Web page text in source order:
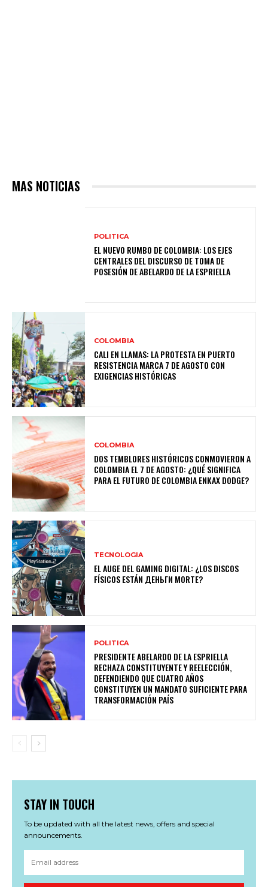
MAS NOTICIAS
POLITICA
EL NUEVO RUMBO DE COLOMBIA: LOS EJES
CENTRALES DEL DISCURSO DE TOMA DE
POSESIÓN DE ABELARDO DE LA ESPRIELLA
COLOMBIA
CALI EN LLAMAS: LA PROTESTA EN PUERTO
RESISTENCIA MARCA 7 DE AGOSTO CON
EXIGENCIAS HISTÓRICAS
COLOMBIA
DOS TEMBLORES HISTÓRICOS CONMOVIERON A
COLOMBIA EL 7 DE AGOSTO: ¿QUÉ SIGNIFICA
PARA EL FUTURO DE COLOMBIA ENКАХ DODGE?
TECNOLOGIA
EL AUGE DEL GAMING DIGITAL: ¿LOS DISCOS
FÍSICOS ESTÁN ДЕНЬГИ MORTE?
POLITICA
PRESIDENTE ABELARDO DE LA ESPRIELLA
RECHAZA CONSTITUYENTE Y REELECCIÓN,
DEFENDIENDO QUE CUATRO AÑOS
CONSTITUYEN UN MANDATO SUFICIENTE PARA
TRANSFORMACIÓN PAÍS
STAY IN TOUCH
To be updated with all the latest news, offers and special
announcements.